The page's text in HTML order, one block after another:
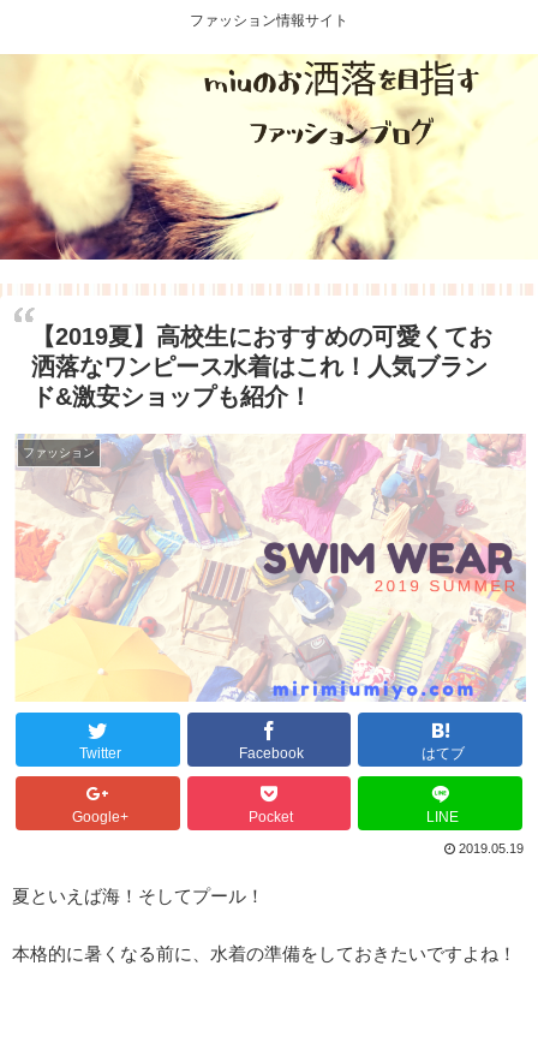
ファッション情報サイト
【2019夏】高校生におすすめの可愛くてお
洒落なワンピース水着はこれ！人気ブラン
ド&激安ショップも紹介！
ファッション
Twitter Facebook はてブ
Google+ Pocket LINE
2019.05.19
夏といえば海！そしてプール！
本格的に暑くなる前に、水着の準備をしておきたいですよね！